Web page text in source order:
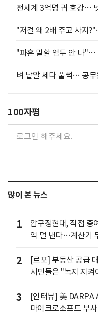
전세계 3억명 귀 호강…
"저걸 왜 2배 주고 사지
"파혼 말할 엄두 안 나"…
벼 낱알 세다 풀썩… 공무
100자평
많이 본 뉴스
1
압구정현대, 직접 증
억 덜 낸다…계산기
2
[르포] 부동산 공급
시민들은 "녹지 지켜
3
[인터뷰] 美 DARPA
마이크로소프트 부